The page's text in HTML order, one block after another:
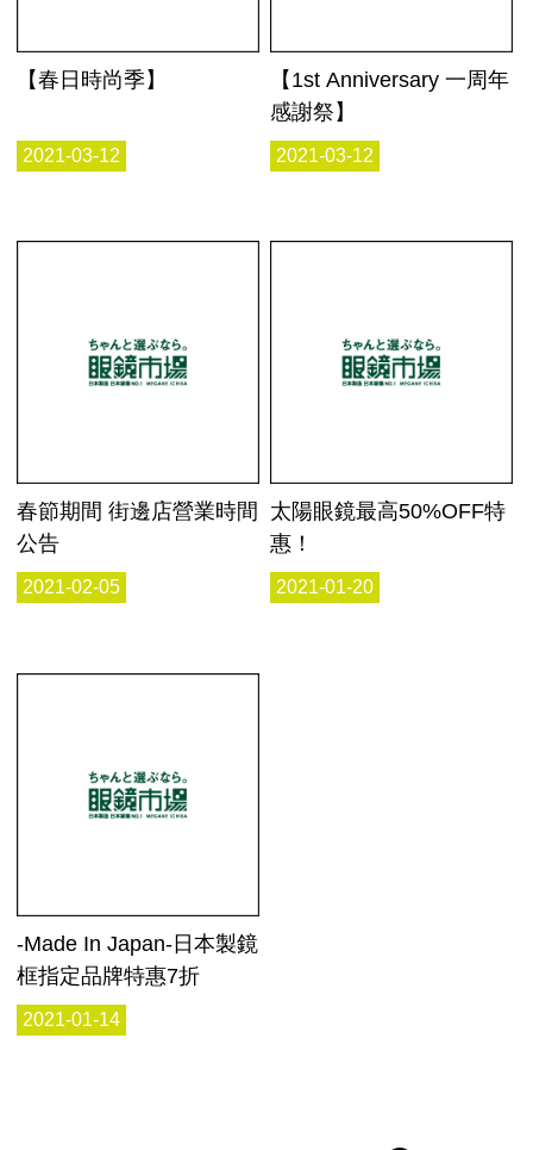
【春日時尚季】
2021-03-12
【1st Anniversary 一周年
感謝祭】
2021-03-12
春節期間 街邊店營業時間
公告
2021-02-05
太陽眼鏡最高50%OFF特
惠！
2021-01-20
-Made In Japan-日本製鏡
框指定品牌特惠7折
2021-01-14